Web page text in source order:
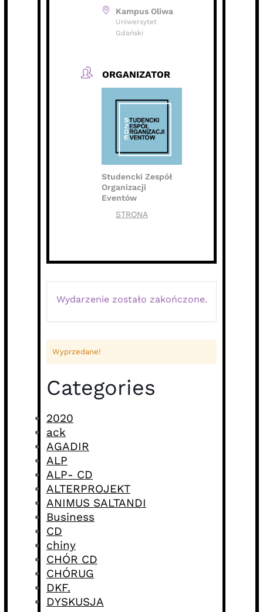
Kampus Oliwa
Uniwersytet
Gdański
ORGANIZATOR
Studencki Zespół
Organizacji
Eventów
STRONA
Wydarzenie zostało zakończone.
Wyprzedane!
Categories
2020
ack
AGADIR
ALP
ALP- CD
ALTERPROJEKT
ANIMUS SALTANDI
Business
CD
chiny
CHÓR CD
CHÓRUG
DKF.
DYSKUSJA